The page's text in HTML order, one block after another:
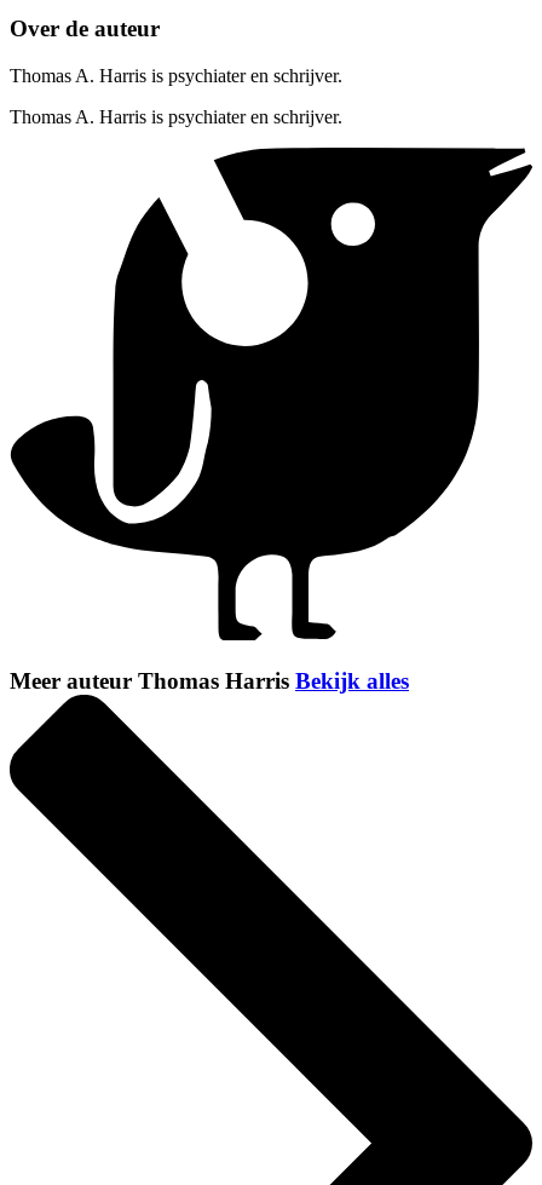
Over de auteur
Thomas A. Harris is psychiater en schrijver.
Thomas A. Harris is psychiater en schrijver.
Meer auteur Thomas Harris Bekijk alles